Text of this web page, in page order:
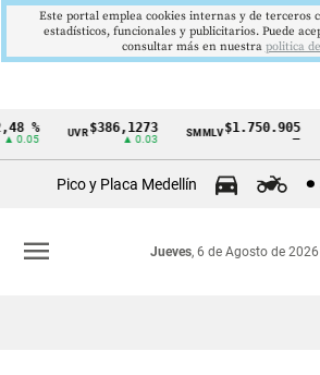
Cintillo
Colombia
% UVR$386,1273
▲ 0.03
SMMLV$1.750.905
Pico y Placa Medellín
Jueves, 6 de Agosto de 2026
menu
Este portal emplea cookies internas y de terceros
estadísticos, funcionales y publicitarios. Puede
consultar más en nuestra politica